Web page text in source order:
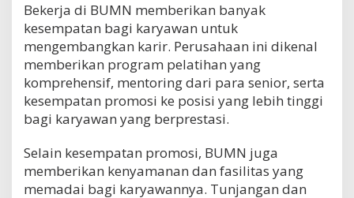
Bekerja di BUMN memberikan banyak
kesempatan bagi karyawan untuk
mengembangkan karir. Perusahaan ini dikenal
memberikan program pelatihan yang
komprehensif, mentoring dari para senior, serta
kesempatan promosi ke posisi yang lebih tinggi
bagi karyawan yang berprestasi.
Selain kesempatan promosi, BUMN juga
memberikan kenyamanan dan fasilitas yang
memadai bagi karyawannya. Tunjangan dan